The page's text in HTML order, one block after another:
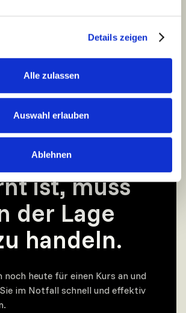
Details zeigen
Alle zulassen
Auswahl erlauben
Ablehnen
300+ Teilnehmer vertrauen uns
Hilfe weit
ist, muss
der Lage
handeln.
noch heute für einen Kurs an und
im Notfall schnell und effektiv